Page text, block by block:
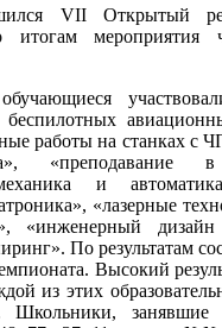
VII Открытый
мероприятия
беспилотных
работы на станках с
«преподавание
и
«лазерные
«инженерный
По результатам
Высокий
из этих
Школьники, занявшие